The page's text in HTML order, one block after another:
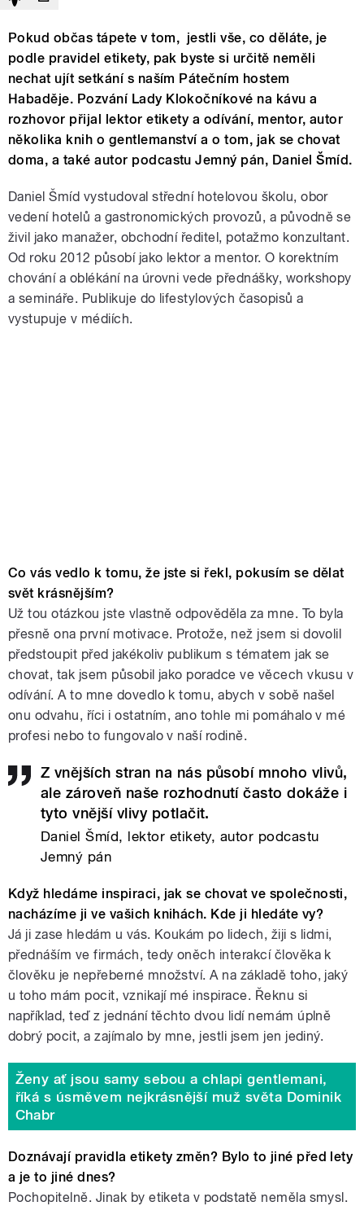
Pokud občas tápete v tom, jestli vše, co děláte, je
podle pravidel etikety, pak byste si určitě neměli
nechat ujít setkání s naším Pátečním hostem
Habaděje. Pozvání Lady Klokočníkové na kávu a
rozhovor přijal lektor etikety a odívání, mentor, autor
několika knih o gentlemanství a o tom, jak se chovat
doma, a také autor podcastu Jemný pán, Daniel Šmíd.
Daniel Šmíd vystudoval střední hotelovou školu, obor
vedení hotelů a gastronomických provozů, a původně se
živil jako manažer, obchodní ředitel, potažmo konzultant.
Od roku 2012 působí jako lektor a mentor. O korektním
chování a oblékání na úrovni vede přednášky, workshopy
a semináře. Publikuje do lifestylových časopisů a
vystupuje v médiích.
Co vás vedlo k tomu, že jste si řekl, pokusím se dělat
svět krásnějším?
Už tou otázkou jste vlastně odpověděla za mne. To byla
přesně ona první motivace. Protože, než jsem si dovolil
předstoupit před jakékoliv publikum s tématem jak se
chovat, tak jsem působil jako poradce ve věcech vkusu v
odívání. A to mne dovedlo k tomu, abych v sobě našel
onu odvahu, říci i ostatním, ano tohle mi pomáhalo v mé
profesi nebo to fungovalo v naší rodině.
Z vnějších stran na nás působí mnoho vlivů,
ale zároveň naše rozhodnutí často dokáže i
tyto vnější vlivy potlačit.
Daniel Šmíd, lektor etikety, autor podcastu
Jemný pán
Když hledáme inspiraci, jak se chovat ve společnosti,
nacházíme ji ve vašich knihách. Kde ji hledáte vy?
Já ji zase hledám u vás. Koukám po lidech, žiji s lidmi,
přednáším ve firmách, tedy oněch interakcí člověka k
člověku je nepřeberné množství. A na základě toho, jaký
u toho mám pocit, vznikají mé inspirace. Řeknu si
například, teď z jednání těchto dvou lidí nemám úplně
dobrý pocit, a zajímalo by mne, jestli jsem jen jediný.
Ženy ať jsou samy sebou a chlapi gentlemani,
říká s úsměvem nejkrásnější muž světa Dominik
Chabr
Doznávají pravidla etikety změn? Bylo to jiné před lety
a je to jiné dnes?
Pochopitelně. Jinak by etiketa v podstatě neměla smysl.